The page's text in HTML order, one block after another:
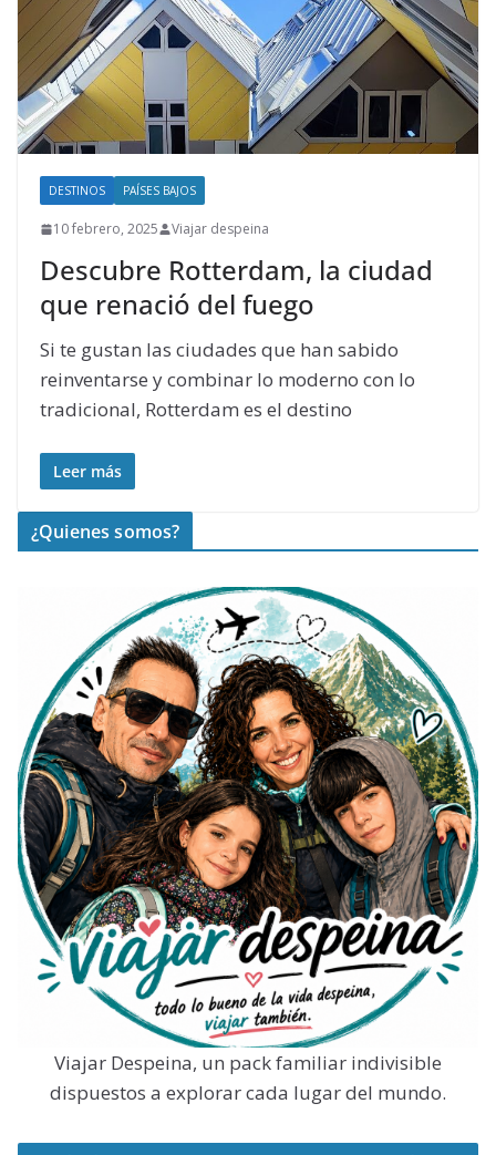
DESTINOS PAÍSES BAJOS
10 febrero, 2025 Viajar despeina
Descubre Rotterdam, la ciudad
que renació del fuego
Si te gustan las ciudades que han sabido
reinventarse y combinar lo moderno con lo
tradicional, Rotterdam es el destino
Leer más
¿Quienes somos?
Viajar Despeina, un pack familiar indivisible
dispuestos a explorar cada lugar del mundo.